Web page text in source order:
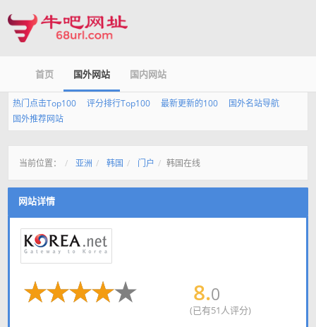
首页 国外网站 国内网站
热门点击Top100 评分排行Top100 最新更新的100
国外名站导航
国外推荐网站
当前位置： 亚洲 韩国 门户 韩国在线
网站详情
8.0
(已有51人评分)